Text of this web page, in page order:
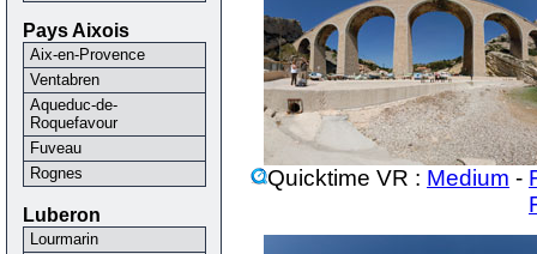
Quicktime VR : Medium -
Pays Aixois
Aix-en-Provence
Ventabren
Aqueduc-de-
Roquefavour
Fuveau
Rognes
Luberon
Lourmarin